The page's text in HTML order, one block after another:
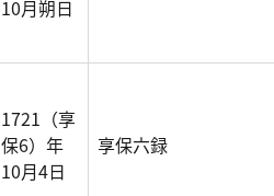
10月朔日
1721（享
保6）年
10月4日
享保六録